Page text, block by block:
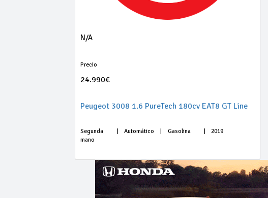
N/A
Precio
24.990€
Peugeot 3008 1.6 PureTech 180cv EAT8 GT Line
Segunda
mano
Automático Gasolina 2019